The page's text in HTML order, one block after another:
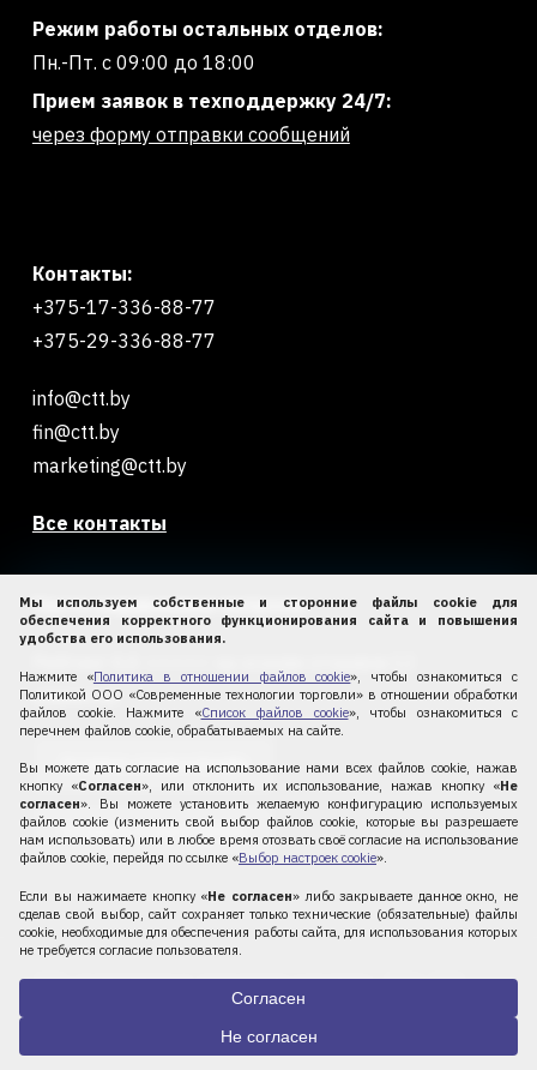
Режим работы остальных отделов:
Пн.-Пт. с 09:00 до 18:00
Прием заявок в техподдержку 24/7:
через форму отправки сообщений
Контакты:
+375-17-336-88-77
+375-29-336-88-77
info@ctt.by
fin@ctt.by
marketing@ctt.by
Все контакты
Часто задаваемые вопросы
клиентов.
Оставить отзыв в Google
Оставить отзыв в Yandex
ООО «Современные технологии торговли», 2010-2026
instagramtelegram
Мы используем собственные и сторонние файлы cookie для
обеспечения корректного функционирования сайта и повышения
удобства его использования.
Нажмите «Политика в отношении файлов cookie», чтобы ознакомиться с
Политикой ООО «Современные технологии торговли» в отношении обработки
файлов cookie. Нажмите «Список файлов cookie», чтобы ознакомиться с
перечнем файлов cookie, обрабатываемых на сайте.
Вы можете дать согласие на использование нами всех файлов cookie, нажав
кнопку «Согласен», или отклонить их использование, нажав кнопку «Не
согласен». Вы можете установить желаемую конфигурацию используемых
файлов cookie (изменить свой выбор файлов cookie, которые вы разрешаете
нам использовать) или в любое время отозвать своё согласие на использование
файлов cookie, перейдя по ссылке «Выбор настроек cookie».
Если вы нажимаете кнопку «Не согласен» либо закрываете данное окно, не
сделав свой выбор, сайт сохраняет только технические (обязательные) файлы
cookie, необходимые для обеспечения работы сайта, для использования которых
не требуется согласие пользователя.
Согласен
Не согласен